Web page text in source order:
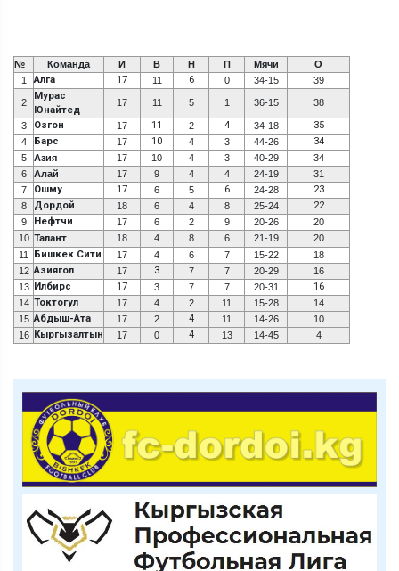
№ Команда И В Н П Мячи
О
1
Алга 17 11 6 0 34-15 39
2
Мурас
Юнайтед
17 11 5 1 36-15 38
3 Озгон 17 11 2 4 34-18 35
4 Барс 17 10 4 3 44-26 34
5 Азия 17 10 4 3 40-29
34
6
Алай 17 9 4 4 24-19
31
7
Ошму 17 6 5 6 24-28 23
8 Дордой 18 6 4 8 25-24 22
9 Нефтчи 17 6 2 9 20-26
20
10 Талант 18 4 8 6 21-19
20
11
Бишкек Сити 17 4 6 7 15-22
18
12 Азиягол 17 3 7 7 20-29
16
13 Илбирс 17 3 7 7 20-31 16
14 Токтогул 17 4 2 11 15-28
14
15 Абдыш-Ата 17 2 4 11 14-26
10
16 Кыргызалтын 17 0 4 13 14-45 4